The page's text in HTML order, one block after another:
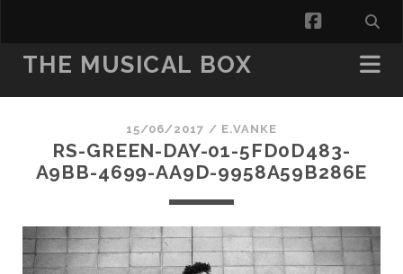
facebook
THE MUSICAL BOX
15/06/2017 / E.VANKE
RS-GREEN-DAY-01-5FD0D483-
A9BB-4699-AA9D-9958A59B286E